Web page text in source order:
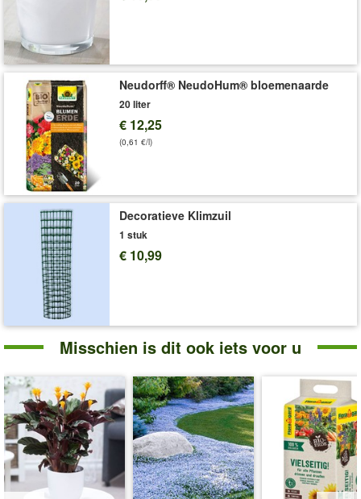
Neudorff® NeudoHum® bloemenaarde
20 liter
€ 12,25
(0,61 €/l)
Decoratieve Klimzuil
1 stuk
€ 10,99
Misschien is dit ook iets voor u